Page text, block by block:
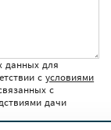
данных для
сусловиями
с
дачи